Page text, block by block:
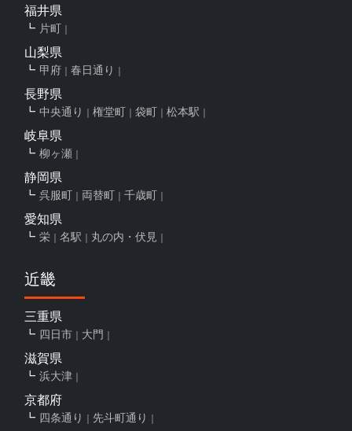
福井県
片町
山梨県
甲府 春日通り
長野県
中央通り 権堂町 袋町 松本駅
岐阜県
柳ヶ瀬
静岡県
呉服町 両替町 千歳町
愛知県
栄 名駅 丸の内・伏見
近畿
三重県
四日市 大門
滋賀県
浜大津
京都府
四条通り 先斗町通り